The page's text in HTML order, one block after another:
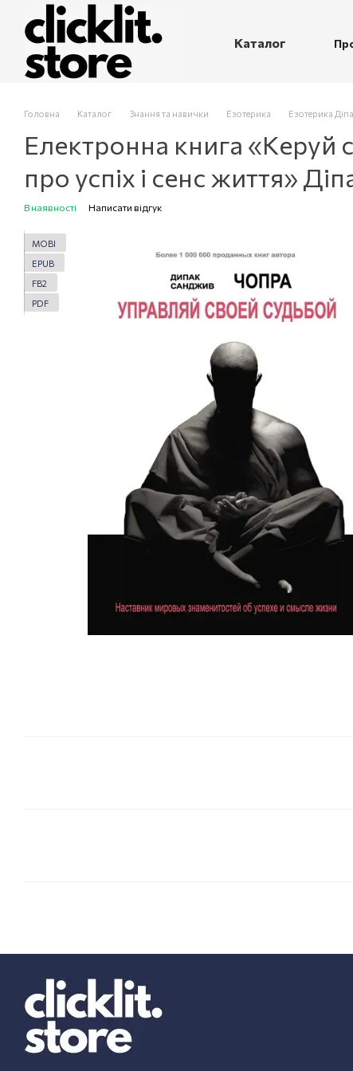
Перейти до основного контенту
Каталог
Головна Каталог Знання та навички Езотерика Езотерика
Електронна книга «Керуй
про успіх і сенс життя»
В наявності Написати відгук
MOBI
EPUB
FB2
PDF